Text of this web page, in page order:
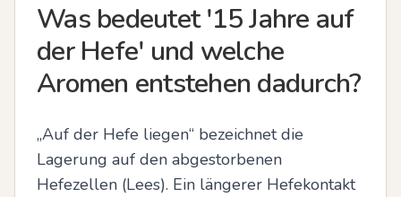
Was bedeutet '15 Jahre auf
der Hefe' und welche
Aromen entstehen dadurch?
„Auf der Hefe liegen“ bezeichnet die
Lagerung auf den abgestorbenen
Hefezellen (Lees). Ein längerer Hefekontakt